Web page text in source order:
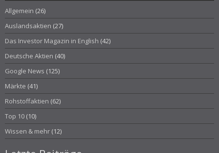
Allgemein (26)
Auslandsaktien (27)
Das Investor Magazin in English (42)
Deutsche Aktien (40)
Google News (125)
Märkte (41)
Rohstoffaktien (62)
Top 10 (10)
Wissen & mehr (12)